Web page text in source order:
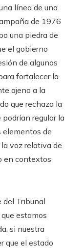
línea de una
de 1976
una piedra de
el gobierno
de algunos
fortalecer la
ajeno a la
que rechaza la
regular la
elementos de
voz relativa de
en contextos
del Tribunal
que estamos
si nuestra
que el estado